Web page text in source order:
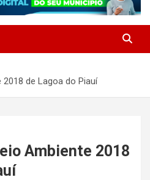
de Lagoa do Piauí
Ambiente 2018